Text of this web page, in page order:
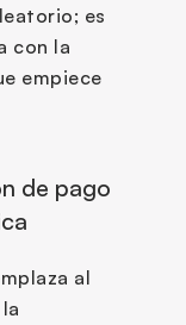
es
con la
empiece
de pago
al